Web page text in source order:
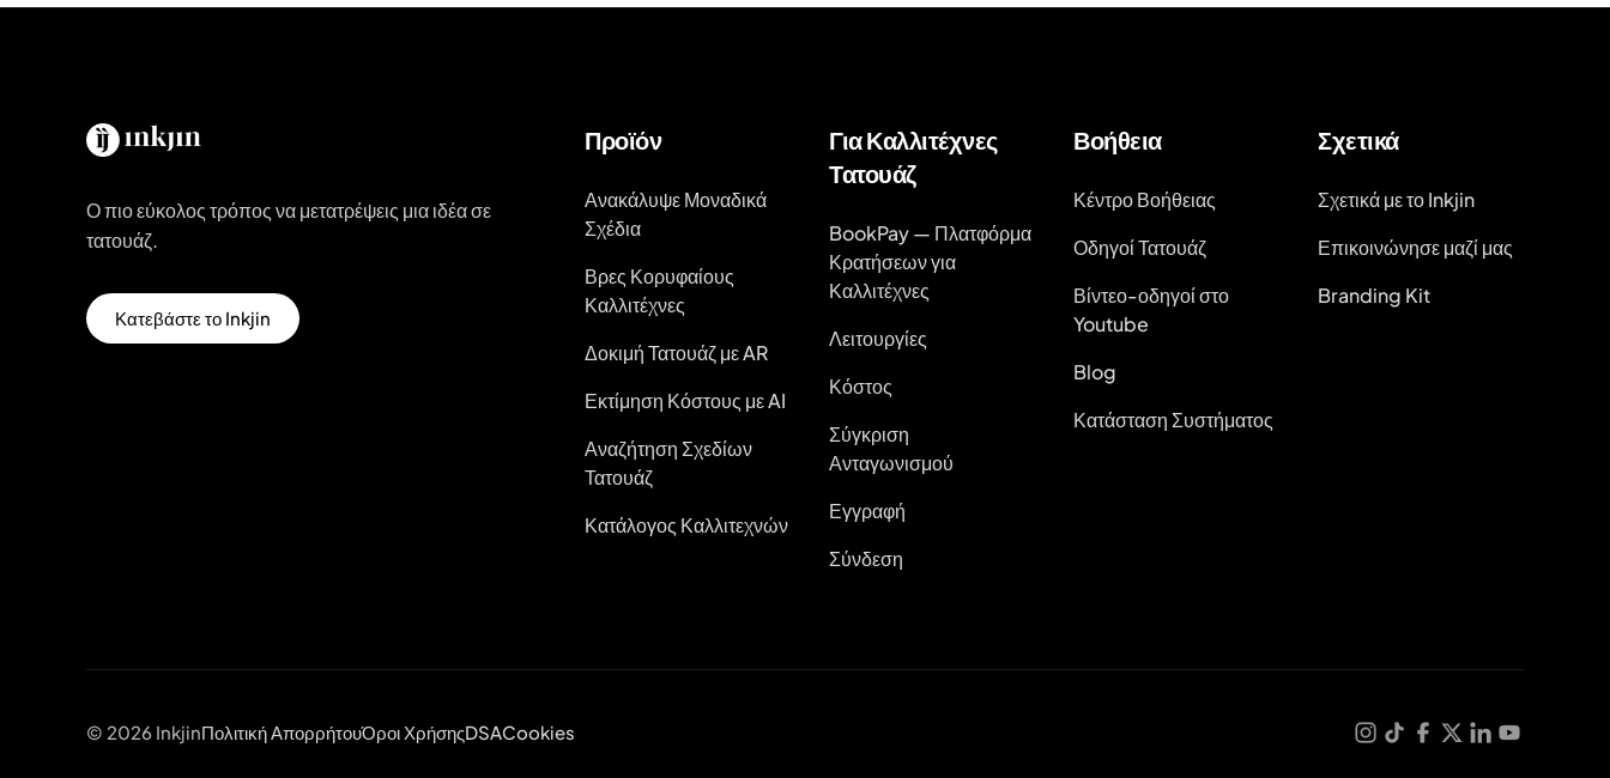
Ο πιο εύκολος τρόπος να μετατρέψεις μια ιδέα σε
τατουάζ.
Κατεβάστε το Inkjin
Προϊόν
Ανακάλυψε Μοναδικά
Σχέδια
Βρες Κορυφαίους
Καλλιτέχνες
Δοκιμή Τατουάζ με AR
Εκτίμηση Κόστους με AI
Αναζήτηση Σχεδίων
Τατουάζ
Κατάλογος Καλλιτεχνών
Για Καλλιτέχνες
Τατουάζ
BookPay — Πλατφόρμα
Κρατήσεων για
Καλλιτέχνες
Λειτουργίες
Κόστος
Σύγκριση
Ανταγωνισμού
Εγγραφή
Σύνδεση
Βοήθεια
Κέντρο Βοήθειας
Οδηγοί Τατουάζ
Βίντεο-οδηγοί στο
Youtube
Blog
Κατάσταση Συστήματος
Σχετικά
Σχετικά με το Inkjin
Επικοινώνησε μαζί μας
Branding Kit
© 2026 InkjinΠολιτική ΑπορρήτουΌροι ΧρήσηςDSACookies